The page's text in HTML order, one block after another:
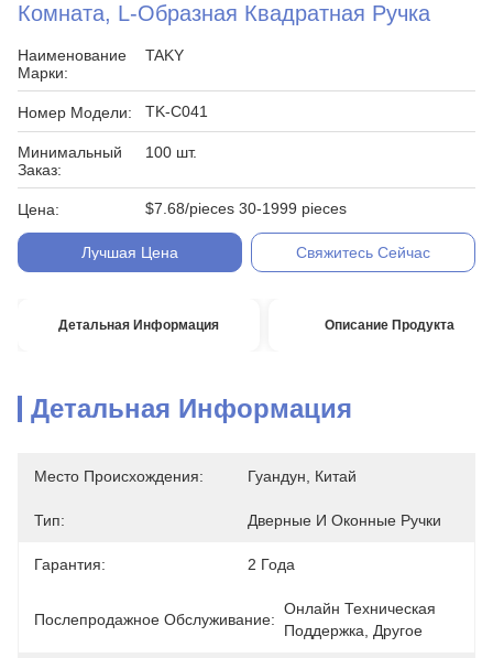
Комната, L-Образная Квадратная Ручка
Наименование
Марки:
TAKY
Номер Модели: TK-C041
Минимальный
Заказ:
100 шт.
Цена: $7.68/pieces 30-1999 pieces
Лучшая Цена Свяжитесь Сейчас
Детальная Информация Описание Продукта
Детальная Информация
Место Происхождения: Гуандун, Китай
Тип: Дверные И Оконные Ручки
Гарантия: 2 Года
Послепродажное Обслуживание:
Онлайн Техническая
Поддержка, Другое